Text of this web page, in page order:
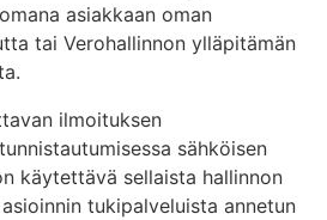
asiakkaan oman
tai Verohallinnon ylläpitämän
ilmoituksen
sähköisen
käytettävä sellaista hallinnon
tukipalveluista annetun